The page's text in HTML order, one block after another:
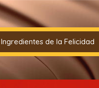
Ingredientes de la Felicidad